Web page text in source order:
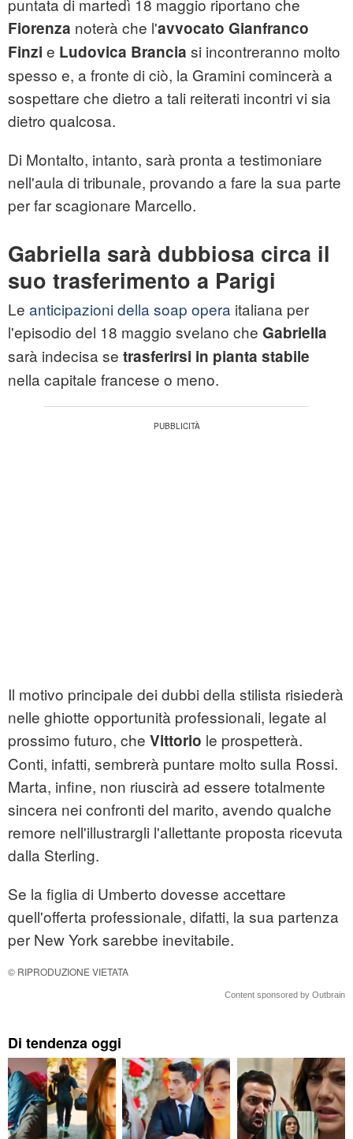
puntata di martedì 18 maggio riportano che
Fiorenza noterà che l'avvocato Gianfranco
Finzi e Ludovica Brancia si incontreranno molto
spesso e, a fronte di ciò, la Gramini comincerà a
sospettare che dietro a tali reiterati incontri vi sia
dietro qualcosa.
Di Montalto, intanto, sarà pronta a testimoniare
nell'aula di tribunale, provando a fare la sua parte
per far scagionare Marcello.
Gabriella sarà dubbiosa circa il
suo trasferimento a Parigi
Le anticipazioni della soap opera italiana per
l'episodio del 18 maggio svelano che Gabriella
sarà indecisa se trasferirsi in pianta stabile
nella capitale francese o meno.
Il motivo principale dei dubbi della stilista risiederà
nelle ghiotte opportunità professionali, legate al
prossimo futuro, che Vittorio le prospetterà.
Conti, infatti, sembrerà puntare molto sulla Rossi.
Marta, infine, non riuscirà ad essere totalmente
sincera nei confronti del marito, avendo qualche
remore nell'illustrargli l'allettante proposta ricevuta
dalla Sterling.
Se la figlia di Umberto dovesse accettare
quell'offerta professionale, difatti, la sua partenza
per New York sarebbe inevitabile.
© RIPRODUZIONE VIETATA
Content sponsored by Outbrain
Di tendenza oggi